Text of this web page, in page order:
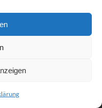
- Realisiert von